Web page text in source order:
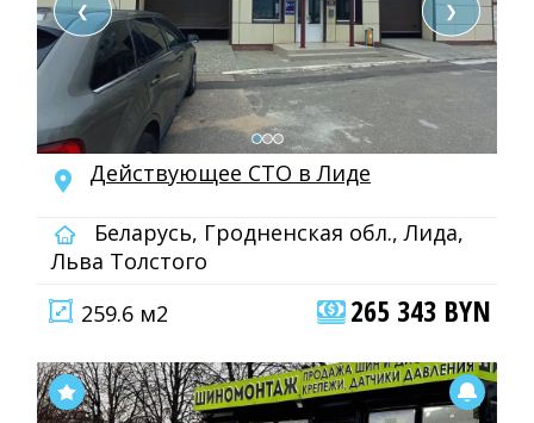
❮ ❯
Действующее СТО в Лиде
Беларусь, Гродненская обл., Лида,
Льва Толстого
259.6 м2
265 343 BYN